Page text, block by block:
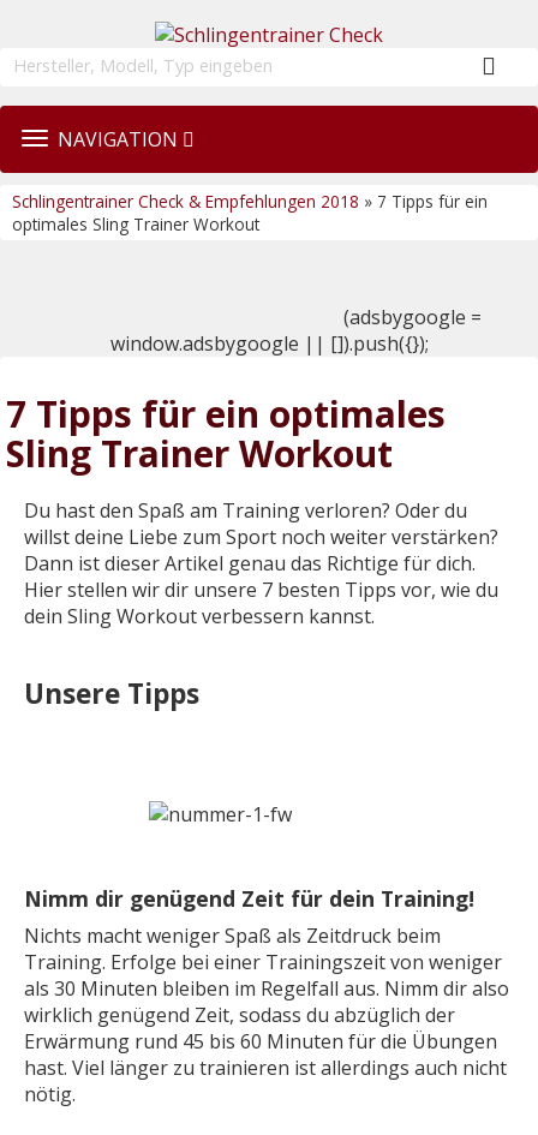
TOGGLE
NAVIGATION
Schlingentrainer Check & Empfehlungen 2018 » 7 Tipps für ein
optimales Sling Trainer Workout
(adsbygoogle =
window.adsbygoogle || []).push({});
7 Tipps für ein optimales
Sling Trainer Workout
Du hast den Spaß am Training verloren? Oder du
willst deine Liebe zum Sport noch weiter verstärken?
Dann ist dieser Artikel genau das Richtige für dich.
Hier stellen wir dir unsere 7 besten Tipps vor, wie du
dein Sling Workout verbessern kannst.
Unsere Tipps
Nimm dir genügend Zeit für dein Training!
Nichts macht weniger Spaß als Zeitdruck beim
Training. Erfolge bei einer Trainingszeit von weniger
als 30 Minuten bleiben im Regelfall aus. Nimm dir also
wirklich genügend Zeit, sodass du abzüglich der
Erwärmung rund 45 bis 60 Minuten für die Übungen
hast. Viel länger zu trainieren ist allerdings auch nicht
nötig.